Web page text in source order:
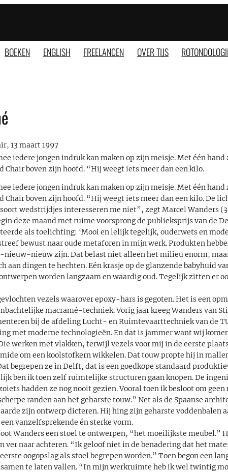
BOEKEN ENGLISH FREELANCEN OVER TIJS
13 maart 1997
iedere jongen indruk kan maken op zijn meisje. Met één
Chair boven zijn hoofd. “Hij weegt iets meer dan een kilo.
iedere jongen indruk kan maken op zijn meisje. Met één
Chair boven zijn hoofd. “Hij weegt iets meer dan een kilo. De
wedstrijdjes interesseren me niet”, zegt Marcel Wanders
deze maand met ruime voorsprong de publieksprijs van de
als toelichting: ‘Mooi en lelijk tegelijk, ouderwets en
bewust naar oude metaforen in mijn werk. Produkten
nieuw zijn. Dat belast niet alleen het milieu enorm,
aan dingen te hechten. Eén krasje op de glanzende babyhuid
worden langzaam en waardig oud. Tegelijk zitten er
vezels waarover epoxy-hars is gegoten. Het is een
macramé-techniek. Vorig jaar kreeg Wanders van
bij de afdeling Lucht- en Ruimtevaarttechniek van de
met moderne technologieën. En dat is jammer want wij
werken met vlakken, terwijl vezels voor mij in de eerste
om een koolstofkern wikkelen. Dat touw propte hij in
begrepen ze in Delft, dat is een goedkope standaard
ben ik toen zelf ruimtelijke structuren gaan knopen. De
hadden ze nog nooit gezien. Vooral toen ik besloot om
randen aan het geharste touw.” Net als de Spaanse
zijn ontwerp dicteren. Hij hing zijn geharste voddenbalen
vanzelfsprekende én sterke vorm.
Wanders een stoel te ontwerpen, “het moeilijkste meubel.”
ver naar achteren. “Ik geloof niet in de benadering dat het
oogopslag als stoel begrepen worden.” Toen begon een
te laten vallen. “In mijn werkruimte heb ik wel twintig